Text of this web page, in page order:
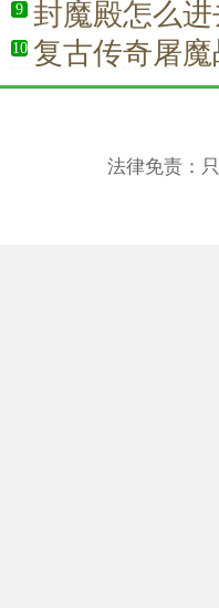
9 封魔殿怎么进
10 复古传奇屠
法律免责：